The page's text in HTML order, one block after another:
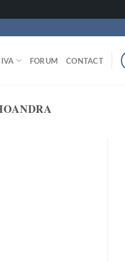
FORUM CONTACT